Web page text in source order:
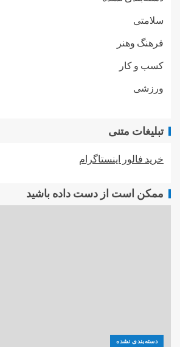
سلامتی
فرهنگ وهنر
کسب و کار
ورزشی
تبلیغات متنی
خرید فالور اینستاگرام
ممکن است از دست داده باشید
دسته‌بندی نشده